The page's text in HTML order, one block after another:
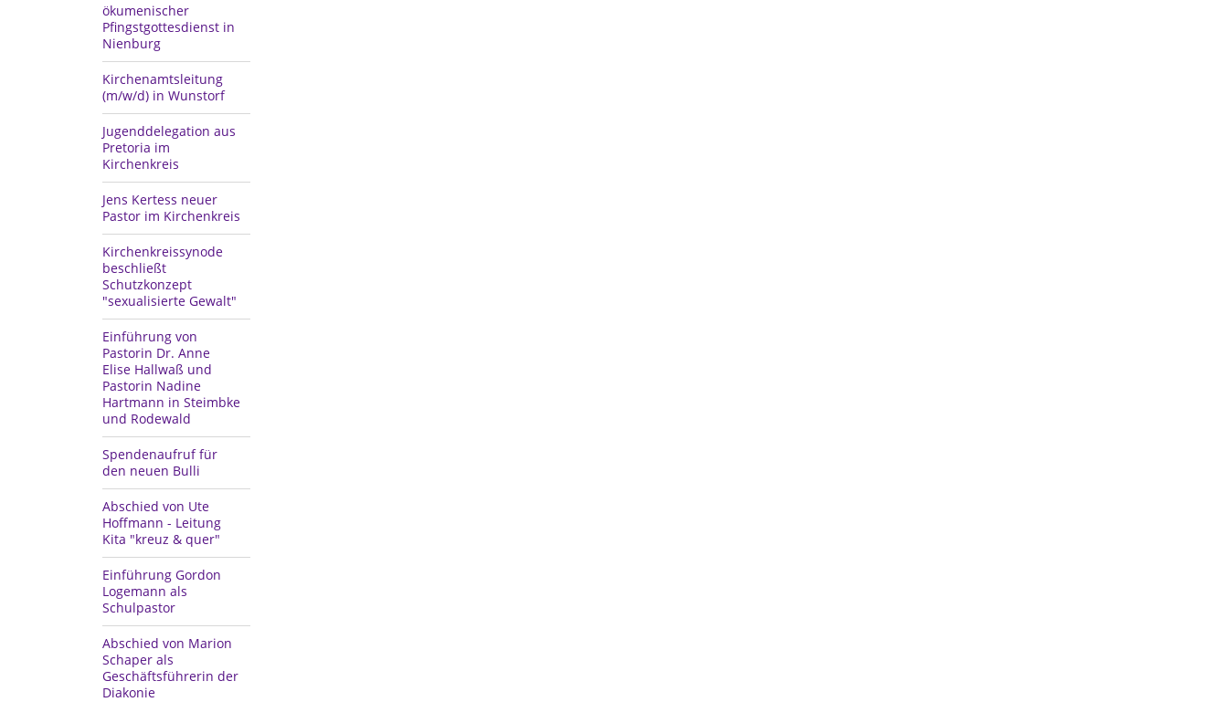
ökumenischer
Pfingstgottesdienst in
Nienburg
Kirchenamtsleitung
(m/w/d) in Wunstorf
Jugenddelegation aus
Pretoria im
Kirchenkreis
Jens Kertess neuer
Pastor im Kirchenkreis
Kirchenkreissynode
beschließt
Schutzkonzept
"sexualisierte Gewalt"
Einführung von
Pastorin Dr. Anne
Elise Hallwaß und
Pastorin Nadine
Hartmann in Steimbke
und Rodewald
Spendenaufruf für
den neuen Bulli
Abschied von Ute
Hoffmann - Leitung
Kita "kreuz & quer"
Einführung Gordon
Logemann als
Schulpastor
Abschied von Marion
Schaper als
Geschäftsführerin der
Diakonie